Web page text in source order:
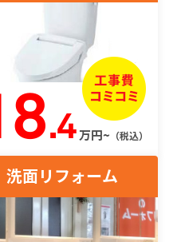
.4万円~ （税込）
洗面リフォーム